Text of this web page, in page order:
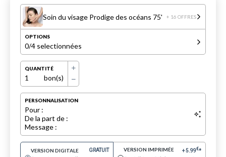
Soin du visage Prodige des océans 75' + 16 OFFRES
OPTIONS
0/4 selectionnées
QUANTITÉ
1 bon(s)
PERSONNALISATION
Pour :
De la part de :
Message :
VERSION DIGITALE GRATUIT VERSION IMPRIMÉE +5.99€*